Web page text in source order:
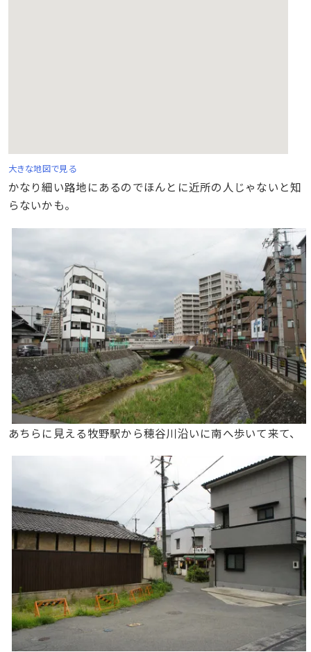
大きな地図で見る
かなり細い路地にあるのでほんとに近所の人じゃないと知
らないかも。
あちらに見える牧野駅から穂谷川沿いに南へ歩いて来て、